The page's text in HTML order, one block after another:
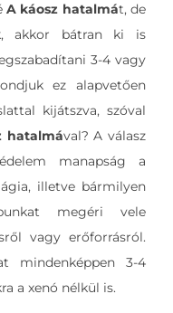
A káosz hatalmát, de
akkor bátran ki is
3-4 vagy
ez alapvetően
kijátszva, szóval
hatalmával? A válasz
manapság a
illetve bármilyen
megéri vele
vagy erőforrásról.
mindenképpen 3-4
a xenó nélkül is.